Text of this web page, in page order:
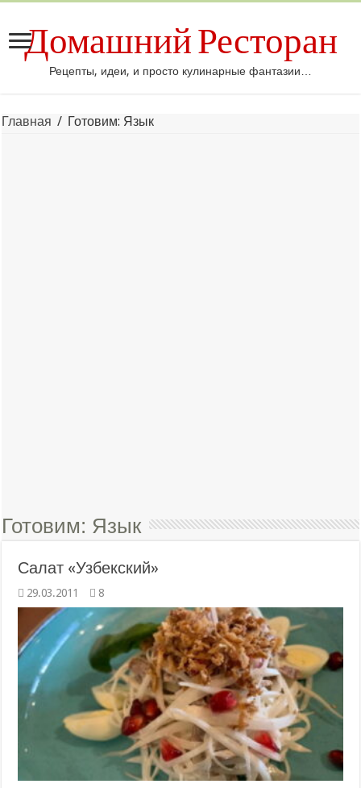
Домашний Ресторан
Рецепты, идеи, и просто кулинарные фантазии…
Главная / Готовим: Язык
Готовим: Язык
Салат «Узбекский»
29.03.2011 8